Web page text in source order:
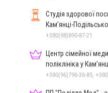
Студія здорової
Кам’янці-
+380(98)890-87-21
Центр сімейної
поліклініка у